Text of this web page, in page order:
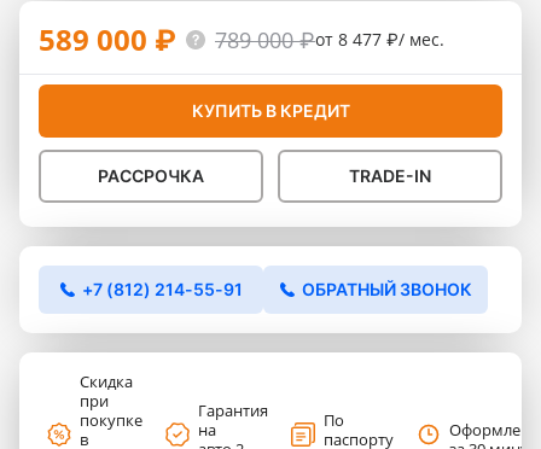
589 000 ₽ 789 000 ₽от 8 477 ₽/ мес.
КУПИТЬ В КРЕДИТ
РАССРОЧКА TRADE-IN
+7 (812) 214-55-91 ОБРАТНЫЙ ЗВОНОК
Скидка
при
покупке
в
Гарантия
на
По
паспорту